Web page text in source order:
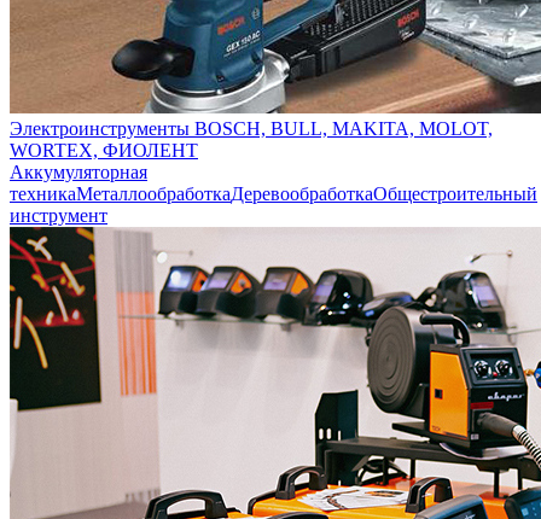
Электроинструменты BOSCH, BULL, MAKITA, MOLOT,
WORTEX, ФИОЛЕНТ
Аккумуляторная
техникаМеталлообработкаДеревообработкаОбщестроительный
инструмент